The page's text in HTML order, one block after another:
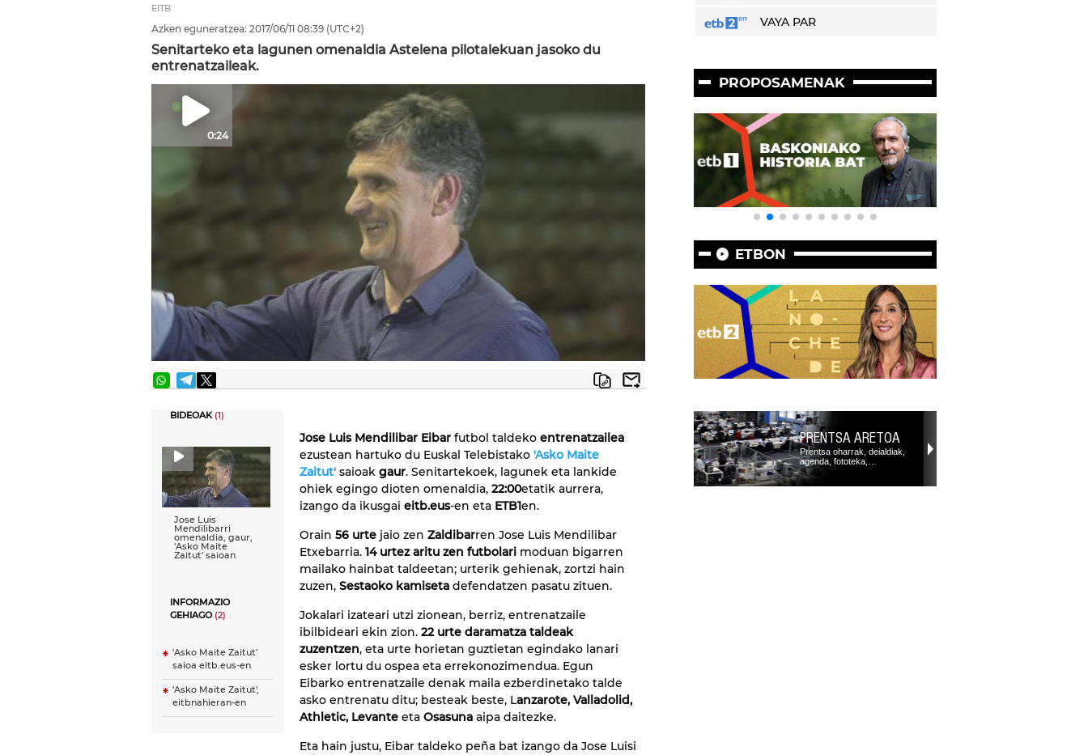
EITB
Azken eguneratzea: 2017/06/11 08:39 (UTC+2)
Senitarteko eta lagunen omenaldia Astelena pilotalekuan jasoko du
entrenatzaileak.
0:24
BIDEOAK(1)
Jose Luis
Mendilibarri
omenaldia, gaur,
'Asko Maite
Zaitut' saioan
INFORMAZIO
GEHIAGO(2)
'Asko Maite Zaitut'
saioa eitb.eus-en
'Asko Maite Zaitut',
eitbnahieran-en
Jose Luis Mendilibar Eibar futbol taldeko entrenatzailea
ezustean hartuko du Euskal Telebistako 'Asko Maite
Zaitut' saioak gaur. Senitartekoek, lagunek eta lankide
ohiek egingo dioten omenaldia, 22:00etatik aurrera,
izango da ikusgai eitb.eus-en eta ETB1en.
Orain 56 urte jaio zen Zaldibarren Jose Luis Mendilibar
Etxebarria. 14 urtez aritu zen futbolari moduan bigarren
mailako hainbat taldeetan; urterik gehienak, zortzi hain
zuzen, Sestaoko kamiseta defendatzen pasatu zituen.
Jokalari izateari utzi zionean, berriz, entrenatzaile
ibilbideari ekin zion. 22 urte daramatza taldeak
zuzentzen, eta urte horietan guztietan egindako lanari
esker lortu du ospea eta errekonozimendua. Egun
Eibarko entrenatzaile denak maila ezberdinetako talde
asko entrenatu ditu; besteak beste, Lanzarote, Valladolid,
Athletic, Levante eta Osasuna aipa daitezke.
Eta hain justu, Eibar taldeko peña bat izango da Jose Luisi
VAYA PAR
PROPOSAMENAK
ETBON
PRENTSA ARETOA
Prentsa oharrak, deialdiak,
agenda, fototeka,…